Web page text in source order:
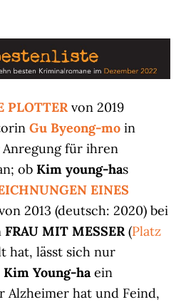
PLOTTER von 2019
Gu Byeong-mo in
für ihren
obKim young-has
EINES
2013 (deutsch: 2020) bei
FRAU MIT MESSER(Platz
hat, lässt sich nur
Kim Young-haein
Alzheimer hat und Feind,